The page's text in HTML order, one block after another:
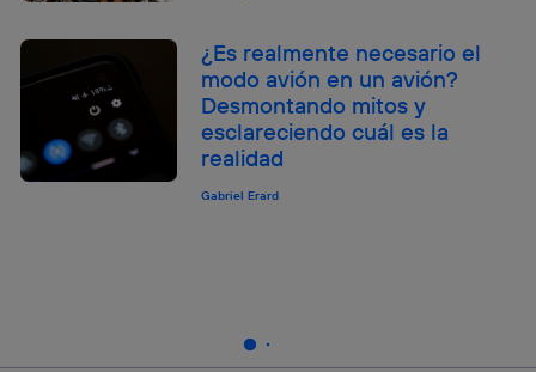
¿Es realmente necesario el
modo avión en un avión?
Desmontando mitos y
esclareciendo cuál es la
realidad
Gabriel Erard